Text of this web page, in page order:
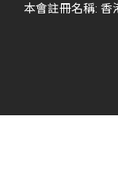
本會註冊名稱: 香